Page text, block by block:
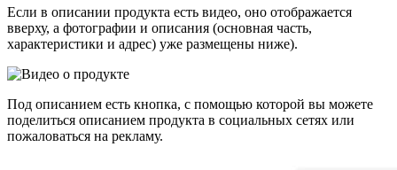
Если в описании продукта есть видео, оно отображается
вверху, а фотографии и описания (основная часть,
характеристики и адрес) уже размещены ниже).
Под описанием есть кнопка, с помощью которой вы можете
поделиться описанием продукта в социальных сетях или
пожаловаться на рекламу.